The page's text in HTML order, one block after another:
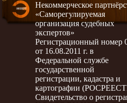
Некоммерческое
«Саморегулируемая
организация судебных
экспертов»
Регистрационный номер
от 16.08.2011 г. в
Федеральной службе
государственной
регистрации, кадастра и
картографии
Свидетельство о